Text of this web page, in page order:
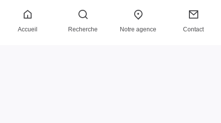
Accueil Recherche Notre agence Contact
Terrain à vendre, Auchy la montagne